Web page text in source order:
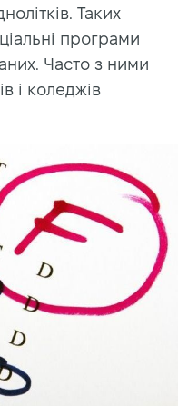
Таких
програми
Часто з ними
і коледжів